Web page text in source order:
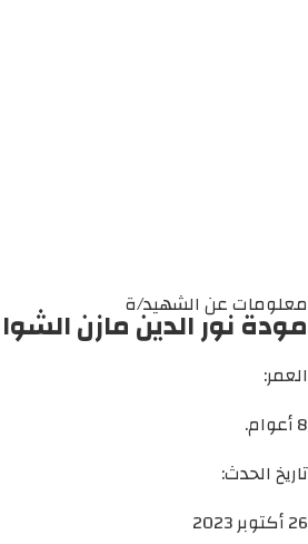
معلومات عن الشهيد/ة
مودة نور الدين مازن الشوا
العمر:
8 أعوام.
تاريخ الحدث:
26 أكتوبر 2023